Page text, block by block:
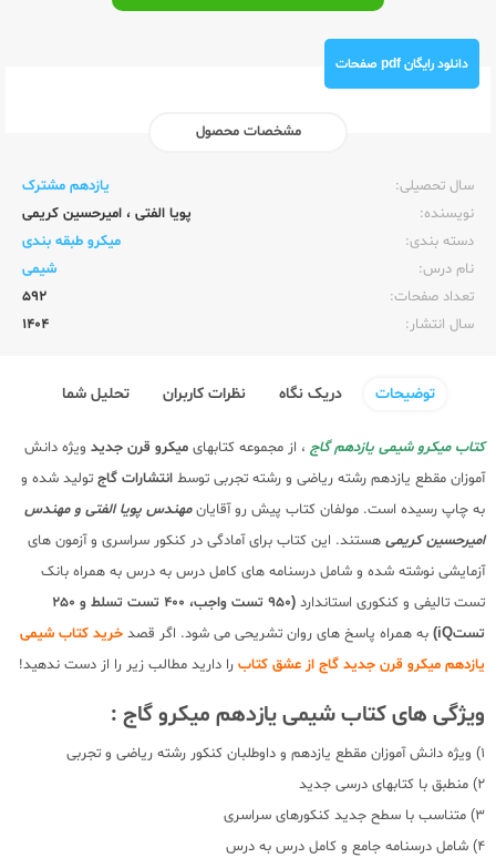
دانلود رایگان pdf صفحات
مشخصات محصول
سال تحصیلی:‌
یازدهم مشترک
نویسنده:‌
پویا الفتی ، امیرحسین کریمی
دسته بندی:
میکرو طبقه بندی
نام درس:
شیمی
تعداد صفحات:‌
592
سال انتشار:‌
1404
توضیحات دریک نگاه نظرات کاربران تحلیل شما
کتاب میکرو شیمی یازدهم گاج ، از مجموعه کتابهای میکرو قرن جدید ویژه دانش
آموزان مقطع یازدهم رشته ریاضی و رشته تجربی توسط انتشارات گاج تولید شده و
به چاپ رسیده است. مولفان کتاب پیش رو آقایانمهندس پویا الفتی و مهندس
امیرحسین کریمی هستند. این کتاب برای آمادگی در کنکور سراسری و آزمون های
آزمایشی نوشته شده و شامل درسنامه های کامل درس به درس به همراه بانک
تست تالیفی و کنکوری استاندارد
(950 تست واجب، 400 تست تسلط و 250
تستiQ)
به همراه پاسخ های روان تشریحی می شود. اگر قصد خرید کتاب شیمی
یازدهم میکرو قرن جدید گاج از عشق کتاب را دارید مطالب زیر را از دست ندهید!
ویژگی های کتاب شیمی یازدهم میکرو گاج :
1) ویژه دانش آموزان مقطع یازدهم و داوطلبان کنکور رشته ریاضی و تجربی
2) منطبق با کتابهای درسی جدید
3) متناسب با سطح جدید کنکورهای سراسری
4) شامل درسنامه جامع و کامل درس به درس